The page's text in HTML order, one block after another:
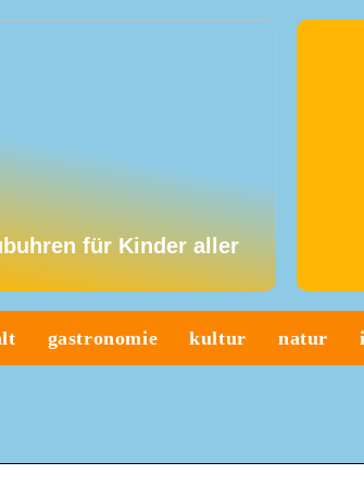
für Kinder aller
gastronomie kultur natur